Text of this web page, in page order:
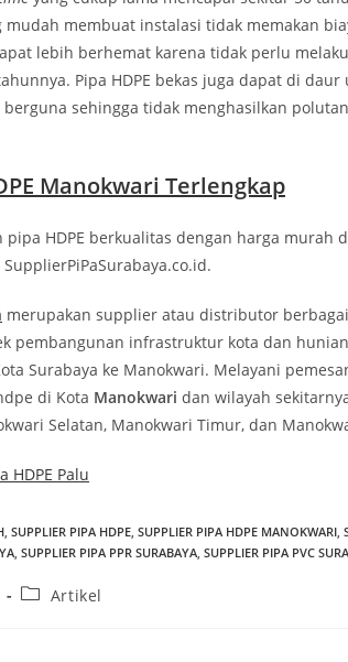
mudah membuat instalasi tidak memakan
lebih berhemat karena tidak perlu
Pipa HDPE bekas juga dapat di daur
sehingga tidak menghasilkan
Manokwari Terlengkap
pipa HDPE berkualitas dengan harga murah
SupplierPiPaSurabaya.co.id.
merupakan supplier atau distributor
pembangunan infrastruktur kota dan
Surabaya ke Manokwari. Melayani
di Kota Manokwari dan wilayah
Selatan, Manokwari Timur, dan
HDPE Palu
, SUPPLIER PIPA HDPE, SUPPLIER PIPA HDPE MANOKWARI,
, SUPPLIER PIPA PPR SURABAYA, SUPPLIER PIPA PVC
Artikel